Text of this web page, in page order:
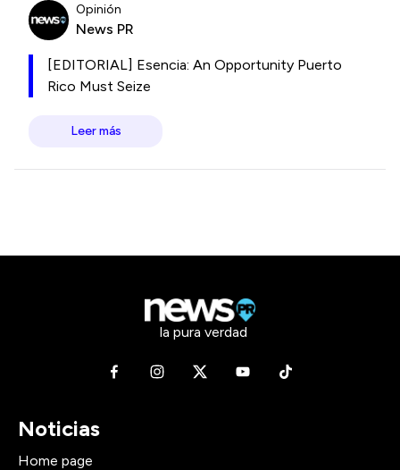
Opinión
News PR
[EDITORIAL] Esencia: An Opportunity Puerto
Rico Must Seize
Leer más
la pura verdad
Noticias
Home page